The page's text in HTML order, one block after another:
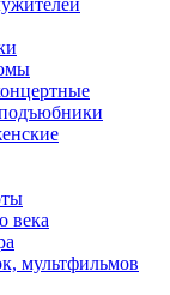
века
мультфильмов